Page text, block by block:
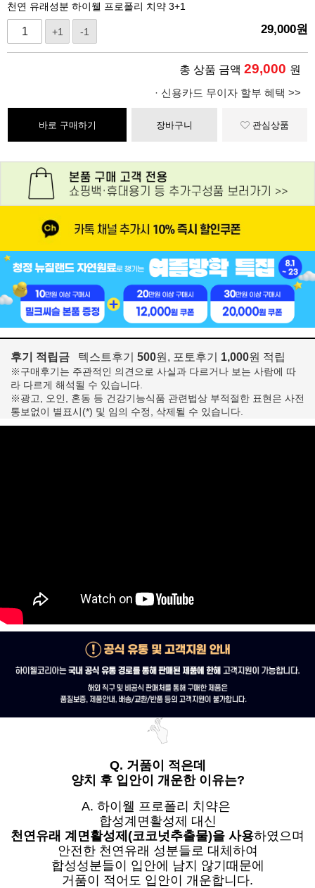
천연 유래성분 하이웰 프로폴리 치약 3+1
+1 -1 29,000원
총 상품 금액 29,000 원
· 신용카드 무이자 할부 혜택 >>
바로 구매하기 장바구니 관심상품
후기 적립금 텍스트후기 500원, 포토후기 1,000원 적립
※구매후기는 주관적인 의견으로 사실과 다르거나 보는 사람에 따
라 다르게 해석될 수 있습니다.
※광고, 오인, 혼동 등 건강기능식품 관련법상 부적절한 표현은 사전
통보없이 별표시(*) 및 임의 수정, 삭제될 수 있습니다.
Q. 거품이 적은데
양치 후 입안이 개운한 이유는?
A. 하이웰 프로폴리 치약은
합성계면활성제 대신
천연유래 계면활성제(코코넛추출물)을 사용하였으며
안전한 천연유래 성분들로 대체하여
합성성분들이 입안에 남지 않기때문에
거품이 적어도 입안이 개운합니다.